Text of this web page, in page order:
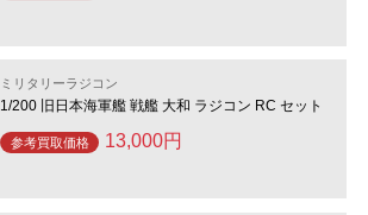
ミリタリーラジコン
1/200 旧日本海軍艦 戦艦 大和 ラジコン RC セット
参考買取価格 13,000円